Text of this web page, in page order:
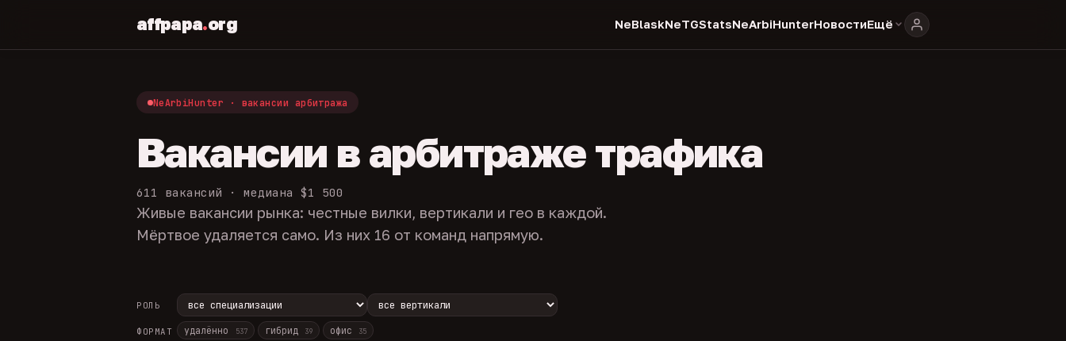
affpapa.org NeBlaskNeTGStatsNeArbiHunterНовостиЕщё
NeArbiHunter · вакансии арбитража
Вакансии в арбитраже трафика
611 вакансий · медиана $1 500
Живые вакансии рынка: честные вилки, вертикали и гео в каждой.
Мёртвое удаляется само. Из них 16 от команд напрямую.
РОЛЬ
ФОРМАТ удалённо 537 гибрид 39 офис 35